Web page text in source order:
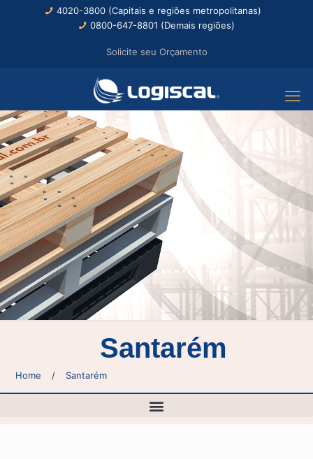
4020-3800 (Capitais e regiões metropolitanas)
0800-647-8801 (Demais regiões)
Solicite seu Orçamento
Santarém
Home / Santarém